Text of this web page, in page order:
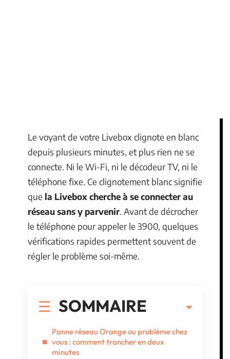
Le voyant de votre Livebox clignote en blanc
depuis plusieurs minutes, et plus rien ne se
connecte. Ni le Wi-Fi, ni le décodeur TV, ni le
téléphone fixe. Ce clignotement blanc signifie
que la Livebox cherche à se connecter au
réseau sans y parvenir. Avant de décrocher
le téléphone pour appeler le 3900, quelques
vérifications rapides permettent souvent de
régler le problème soi-même.
SOMMAIRE
Panne réseau Orange ou problème chez
vous : comment trancher en deux
minutes